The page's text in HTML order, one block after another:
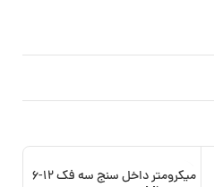
میکرومتر داخل سنج سه فک 12-6